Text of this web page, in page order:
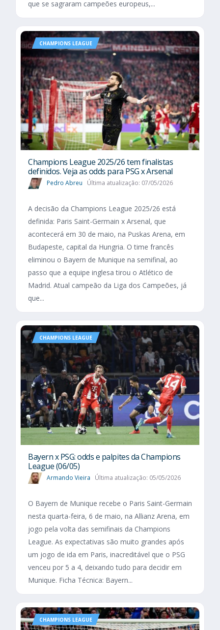
que se sagraram campeões europeus,...
CHAMPIONS LEAGUE
Champions League 2025/26 tem finalistas
definidos. Veja as odds para PSG x Arsenal
Pedro Abreu Última atualização: 07/05/2026
A decisão da Champions League 2025/26 está
definida: Paris Saint-Germain x Arsenal, que
acontecerá em 30 de maio, na Puskas Arena, em
Budapeste, capital da Hungria. O time francês
eliminou o Bayern de Munique na semifinal, ao
passo que a equipe inglesa tirou o Atlético de
Madrid. Atual campeão da Liga dos Campeões, já
que...
CHAMPIONS LEAGUE
Bayern x PSG: odds e palpites da Champions
League (06/05)
Armando Vieira Última atualização: 05/05/2026
O Bayern de Munique recebe o Paris Saint-Germain
nesta quarta-feira, 6 de maio, na Allianz Arena, em
jogo pela volta das semifinais da Champions
League. As expectativas são muito grandes após
um jogo de ida em Paris, inacreditável que o PSG
venceu por 5 a 4, deixando tudo para decidir em
Munique. Ficha Técnica: Bayern...
CHAMPIONS LEAGUE